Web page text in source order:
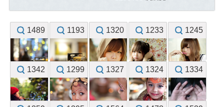
1489 1193 1320 1233 1245
1342 1299 1327 1324 1334